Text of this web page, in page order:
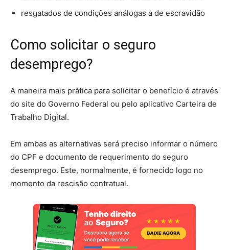
resgatados de condições análogas à de escravidão
Como solicitar o seguro
desemprego?
A maneira mais prática para solicitar o benefício é através
do site do Governo Federal ou pelo aplicativo Carteira de
Trabalho Digital.
Em ambas as alternativas será preciso informar o número
do CPF e documento de requerimento do seguro
desemprego. Este, normalmente, é fornecido logo no
momento da rescisão contratual.